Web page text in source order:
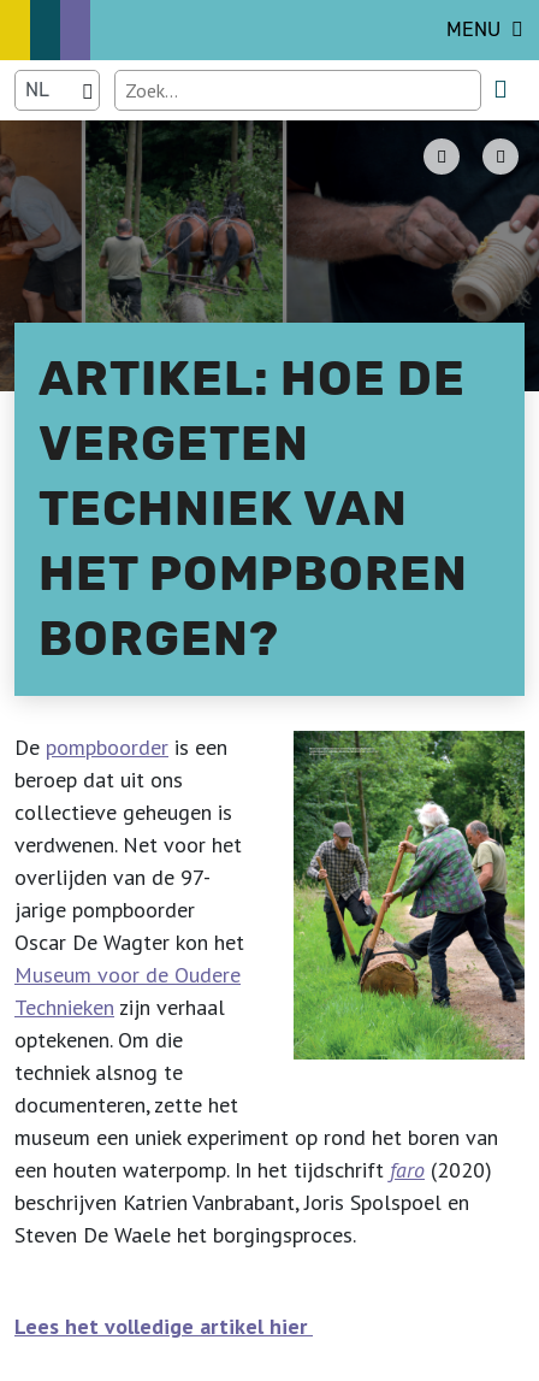
MENU
ARTIKEL: HOE DE
VERGETEN
TECHNIEK VAN
HET POMPBOREN
BORGEN?
De pompboorder is een
beroep dat uit ons
collectieve geheugen is
verdwenen. Net voor het
overlijden van de 97-
jarige pompboorder
Oscar De Wagter kon het
Museum voor de Oudere
Technieken zijn verhaal
optekenen. Om die
techniek alsnog te
documenteren, zette het
museum een uniek experiment op rond het boren van
een houten waterpomp. In het tijdschrift faro (2020)
beschrijven Katrien Vanbrabant, Joris Spolspoel en
Steven De Waele het borgingsproces.
Lees het volledige artikel hier